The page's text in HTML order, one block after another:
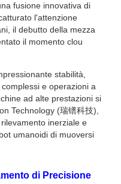
fusione innovativa di
l'attenzione
il debutto della mezza
il momento clou
stabilità,
e operazioni a
ad alte prestazioni si
Technology (瑞镨科技),
inerziale e
umanoidi di muoversi
di Precisione